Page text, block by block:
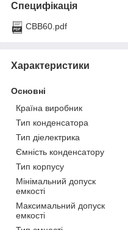
Специфікація
CBB60.pdf
Характеристики
Основні
Країна виробник
Тип конденсатора
Тип діелектрика
Ємність конденсатору
Тип корпусу
Мінімальний допуск
емкості
Максимальний допуск
емкості